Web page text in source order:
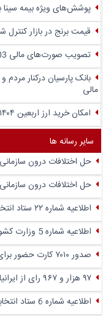
پوشش‌های ویژه بیمه سینا
قیمت برنج در بازار کنترل
تصویب صورت‌های مالی 1403 بانک پارسیان با تائید سهامداران
بانک پارسیان درکنار
مالی
امکان خرید ارز اربعین ۱۴۰۴ در بله فراهم است
سایر رسانه ها
حل اختلافات درون
حل اختلافات درون
اطلاعیه شماره ۲۲ ستاد انتخابات کشور - تمدید اخذ رای تا ساعت ۲۲
اطلاعیه شماره 5 وزارت کشور
صدور ۷۰۱۰ کارت حضور برای نمایندگان نامزدها در شعب اخذ رای تهران
۹۷ هزار و ۹۶۷ رای از ایرانیان خارج از کشور در مرحله اول انتخابات اخذ شد
اطلاعیه شماره 6 ستاد انتخابات وزارت کشور اعلام شد